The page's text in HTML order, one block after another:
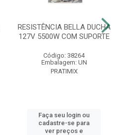
RESISTÊNCIA BELLA DUCHA
127V 5500W COM SUPORTE
Código: 38264
Embalagem: UN
PRATIMIX
Faça seu login ou
cadastre-se para
ver preços e